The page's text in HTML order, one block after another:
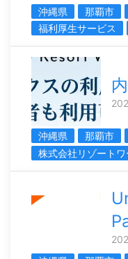
沖縄県
那覇市
福利厚生サービス
沖縄県 那覇市
株式会社リゾートワ